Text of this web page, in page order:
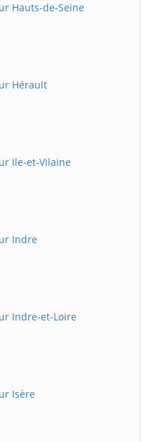
Hauts-de-Seine
Hérault
Ile-et-Vilaine
Indre
Indre-et-Loire
Isère